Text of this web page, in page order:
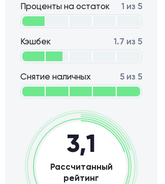
Проценты на остаток 1 из 5
Кэшбек 1.7 из 5
Снятие наличных 5 из 5
3,1
Рассчитанный
рейтинг